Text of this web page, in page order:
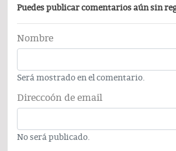
Puedes publicar comentarios aún sin
Nombre
Será mostrado en el comentario.
Direccoón de email
No será publicado.